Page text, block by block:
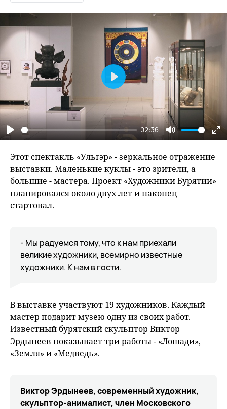
Play
02:36
Mute
Play
Этот спектакль «Ульгэр» - зеркальное отражение
выставки. Маленькие куклы - это зрители, а
большие - мастера. Проект «Художники Бурятии»
планировался около двух лет и наконец
стартовал.
- Мы радуемся тому, что к нам приехали
великие художники, всемирно известные
художники. К нам в гости.
В выставке участвуют 19 художников. Каждый
мастер подарит музею одну из своих работ.
Известный бурятский скульптор Виктор
Эрдынеев показывает три работы - «Лошади»,
«Земля» и «Медведь».
Виктор Эрдынеев, современный художник,
скульптор-анималист, член Московского